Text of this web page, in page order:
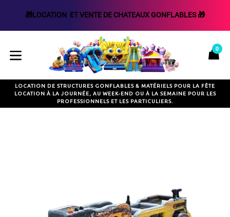
🎁LOCATION  ET VENTE DE CHATEAUX GONFLABLES 🎁
au
contenudévelopper/réduire
0
LOCATION DE STRUCTURES GONFLABLES & MATÉRIELS POUR LA FÊTE
LOCATION À LA JOURNÉE, AU WEEK-END OU À LA SEMAINE POUR LES
PROFESSIONNELS ET LES PARTICULIERS.